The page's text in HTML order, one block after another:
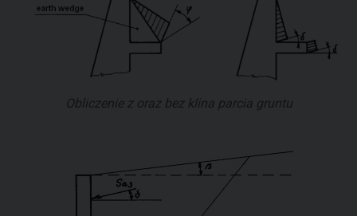
Obliczenie z oraz bez klina parcia gruntu